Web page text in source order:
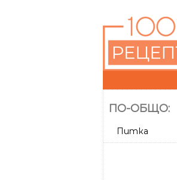
ПО-ОБЩО:
Питка